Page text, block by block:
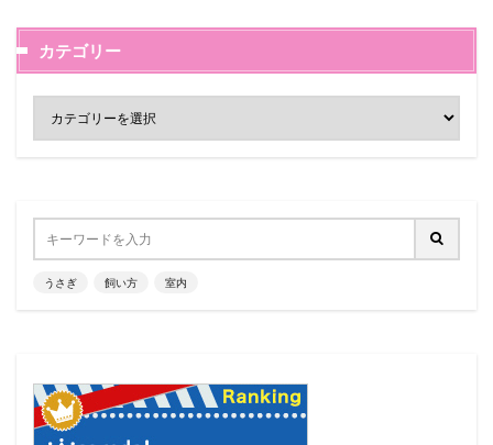
カテゴリー
うさぎ 飼い方 室内